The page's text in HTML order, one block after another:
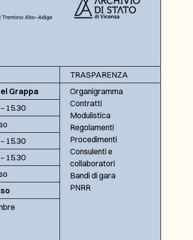
Grappa
15.30
15.30
15.30
TRASPARENZA
Organigramma
Contratti
Modulistica
Regolamenti
Procedimenti
Consulenti e
collaboratori
Bandi di gara
PNRR